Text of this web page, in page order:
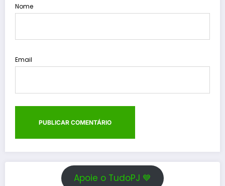
Nome
Email
Apoie o TudoPJ 💙